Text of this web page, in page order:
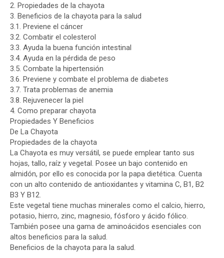
2. Propiedades de la chayota
3. Beneficios de la chayota para la salud
3.1. Previene el cáncer
3.2. Combatir el colesterol
3.3. Ayuda la buena función intestinal
3.4. Ayuda en la pérdida de peso
3.5. Combate la hipertensión
3.6. Previene y combate el problema de diabetes
3.7. Trata problemas de anemia
3.8. Rejuvenecer la piel
4. Como preparar chayota
Propiedades Y Beneficios
De La Chayota
Propiedades de la chayota
La Chayota es muy versátil, se puede emplear tanto sus
hojas, tallo, raíz y vegetal. Posee un bajo contenido en
almidón, por ello es conocida por la papa dietética. Cuenta
con un alto contenido de antioxidantes y vitamina C, B1, B2
B3 Y B12.
Este vegetal tiene muchas minerales como el calcio, hierro,
potasio, hierro, zinc, magnesio, fósforo y ácido fólico.
También posee una gama de aminoácidos esenciales con
altos beneficios para la salud.
Beneficios de la chayota para la salud.